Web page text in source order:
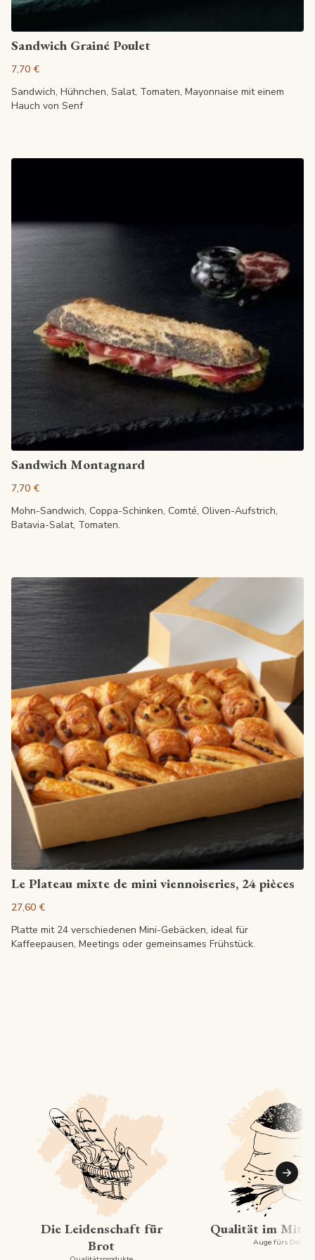
Artikel anzeigen
Sandwich Grainé Poulet
7,70 €
Sandwich, Hühnchen, Salat, Tomaten, Mayonnaise mit einem
Hauch von Senf
Artikel anzeigen
Sandwich Montagnard
7,70 €
Mohn-Sandwich, Coppa-Schinken, Comté, Oliven-Aufstrich,
Batavia-Salat, Tomaten.
Artikel anzeigen
Le Plateau mixte de mini viennoiseries, 24 pièces
27,60 €
Platte mit 24 verschiedenen Mini-Gebäcken, ideal für
Kaffeepausen, Meetings oder gemeinsames Frühstück.
Die Leidenschaft für
Brot
Qualität im
Auge fürs Detail